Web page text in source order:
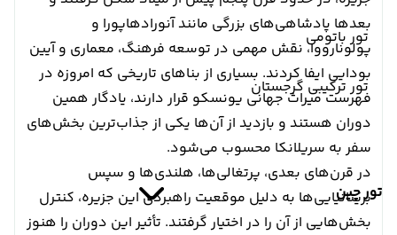
تور باتومی
تور ترکیبی گرجستان
تور چین
بعدها پادشاهی‌های بزرگی مانند آنورادهاپورا و
پولونارووا، نقش مهمی در توسعه فرهنگ، معماری و آیین
بودایی ایفا کردند. بسیاری از بناهای تاریخی که امروزه در
فهرست میراث جهانی یونسکو قرار دارند، یادگار همین
دوران هستند و بازدید از آن‌ها یکی از جذاب‌ترین بخش‌های
سفر به سریلانکا محسوب می‌شود.
در قرن‌های بعدی، پرتغالی‌ها، هلندی‌ها و سپس
بریتانیایی‌ها به دلیل موقعیت راهبردی این جزیره، کنترل
بخش‌هایی از آن را در اختیار گرفتند. تأثیر این دوران را هنوز